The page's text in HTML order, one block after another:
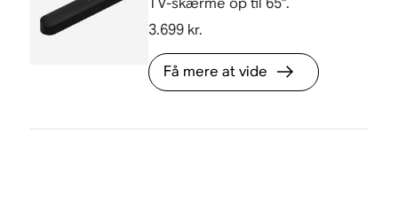
3.699 kr.
Få mere at vide